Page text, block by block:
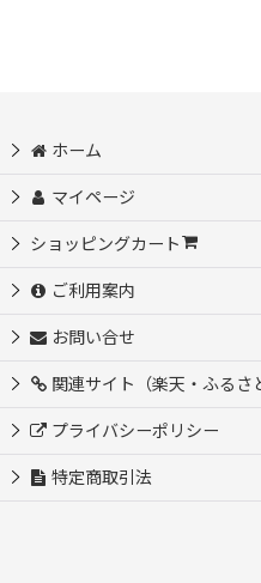
ホーム
マイページ
ショッピングカート
ご利用案内
お問い合せ
関連サイト（楽天・ふるさ
プライバシーポリシー
特定商取引法